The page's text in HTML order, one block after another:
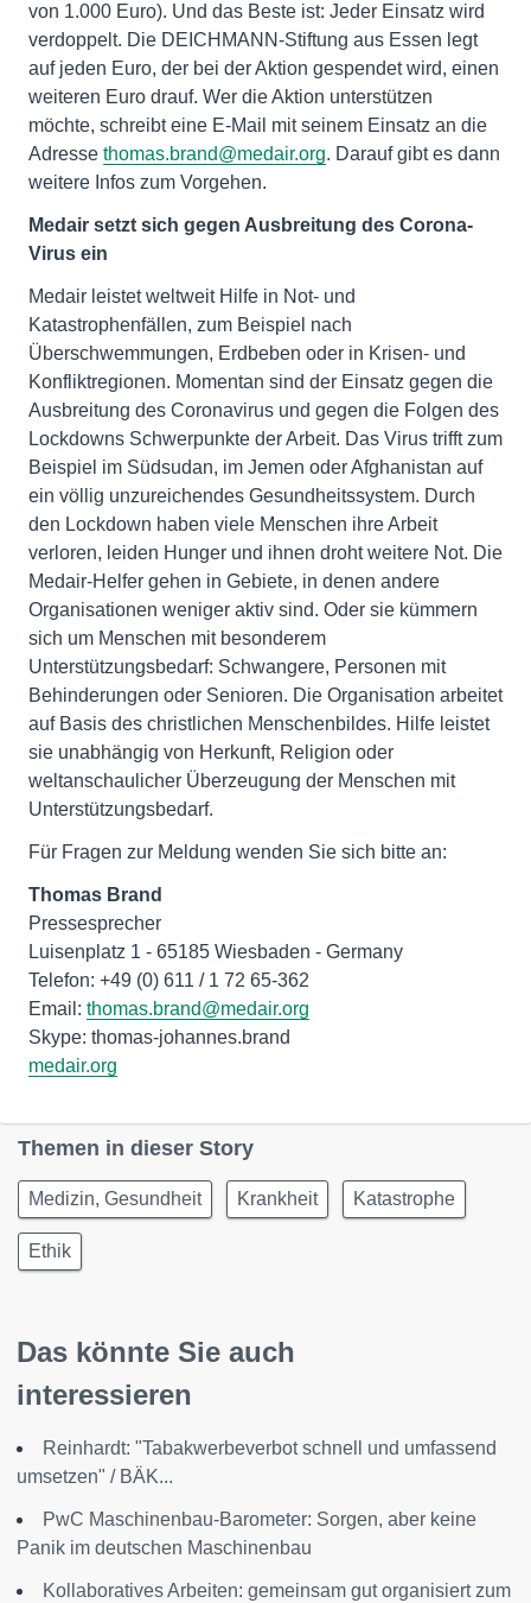
von 1.000 Euro). Und das Beste ist: Jeder Einsatz wird
verdoppelt. Die DEICHMANN-Stiftung aus Essen legt
auf jeden Euro, der bei der Aktion gespendet wird, einen
weiteren Euro drauf. Wer die Aktion unterstützen
möchte, schreibt eine E-Mail mit seinem Einsatz an die
Adresse thomas.brand@medair.org. Darauf gibt es dann
weitere Infos zum Vorgehen.
Medair setzt sich gegen Ausbreitung des Corona-
Virus ein
Medair leistet weltweit Hilfe in Not- und
Katastrophenfällen, zum Beispiel nach
Überschwemmungen, Erdbeben oder in Krisen- und
Konfliktregionen. Momentan sind der Einsatz gegen die
Ausbreitung des Coronavirus und gegen die Folgen des
Lockdowns Schwerpunkte der Arbeit. Das Virus trifft zum
Beispiel im Südsudan, im Jemen oder Afghanistan auf
ein völlig unzureichendes Gesundheitssystem. Durch
den Lockdown haben viele Menschen ihre Arbeit
verloren, leiden Hunger und ihnen droht weitere Not. Die
Medair-Helfer gehen in Gebiete, in denen andere
Organisationen weniger aktiv sind. Oder sie kümmern
sich um Menschen mit besonderem
Unterstützungsbedarf: Schwangere, Personen mit
Behinderungen oder Senioren. Die Organisation arbeitet
auf Basis des christlichen Menschenbildes. Hilfe leistet
sie unabhängig von Herkunft, Religion oder
weltanschaulicher Überzeugung der Menschen mit
Unterstützungsbedarf.
Thomas Brand
Pressesprecher
Luisenplatz 1 - 65185 Wiesbaden - Germany
Telefon: +49 (0) 611 / 1 72 65-362
Email: thomas.brand@medair.org
medair.org
Themen in dieser Story
Medizin, Gesundheit Krankheit Katastrophe
Ethik
Das könnte Sie auch
interessieren
Reinhardt: "Tabakwerbeverbot schnell und umfassend
umsetzen" / BÄK...
PwC Maschinenbau-Barometer: Sorgen, aber keine
Panik im deutschen Maschinenbau
Kollaboratives Arbeiten: gemeinsam gut organisiert zum